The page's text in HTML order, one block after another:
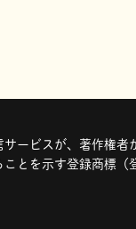
ービスが、著作権者
とを示す登録商標（